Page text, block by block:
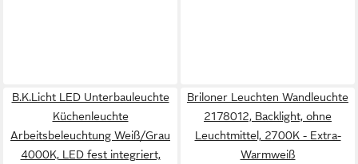
B.K.Licht LED Unterbauleuchte
Küchenleuchte
Arbeitsbeleuchtung Weiß/Grau
4000K, LED fest integriert,
Briloner Leuchten Wandleuchte
2178012, Backlight, ohne
Leuchtmittel, 2700K - Extra-
Warmweiß